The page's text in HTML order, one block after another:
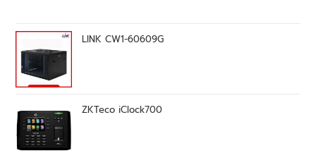
LINK CW1-60609G
ZKTeco iClock700